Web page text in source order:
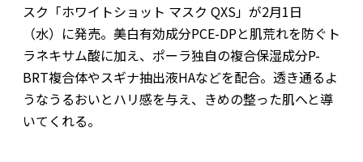
スク「ホワイトショット マスク QXS」が2月1日
（水）に発売。美白有効成分PCE-DPと肌荒れを防ぐト
ラネキサム酸に加え、ポーラ独自の複合保湿成分P-
BRT複合体やスギナ抽出液HAなどを配合。透き通るよ
うなうるおいとハリ感を与え、きめの整った肌へと導
いてくれる。